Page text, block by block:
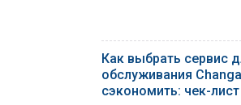
Как выбрать сервис
обслуживания
сэкономить: чек-